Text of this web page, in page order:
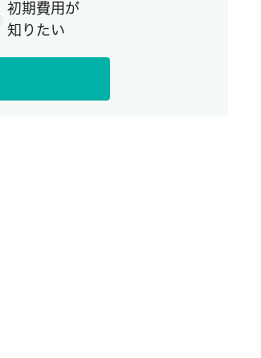
初期費用が
知りたい